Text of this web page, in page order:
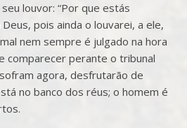
louvor: “Por que estás
pois ainda o louvarei, a ele,
nem sempre é julgado na hora
comparecer perante o tribunal
agora, desfrutarão de
no banco dos réus; o homem é